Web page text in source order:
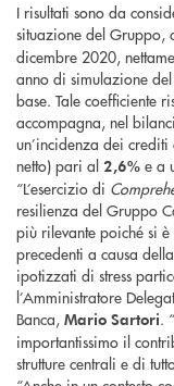
I risultati sono da
situazione del Gruppo,
dicembre 2020,
anno di simulazione del
base. Tale coefficiente
accompagna, nel
un’incidenza dei
netto) pari al 2,6% e a
“L’esercizio di
resilienza del Gruppo
più rilevante poiché si è
precedenti a causa
ipotizzati di stress
l’Amministratore
Banca, Mario Sartori.
importantissimo il
strutture centrali e di